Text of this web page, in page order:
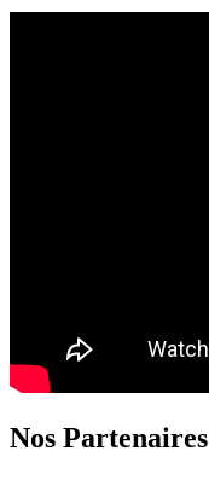
Nos Partenaires